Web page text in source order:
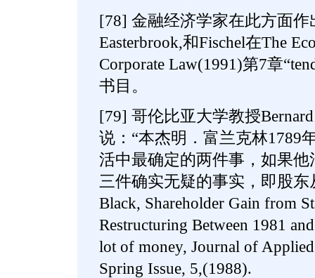
[78] 金融经济学家在此方面
Easterbrook,和Fischel在The
Corporate Law(1991)第7章
书目。
[79] 哥伦比亚大学教授
说：“本杰明．富兰克林1789
活中最确定的两件事，如果
三件确实无疑的事实，即股东
Black, Shareholder Gain from
Restructuring Between 1981
lot of money, Journal of
Spring Issue, 5,(1988).